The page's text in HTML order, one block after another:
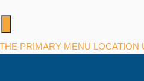
PRIMARY MENU LOCATION